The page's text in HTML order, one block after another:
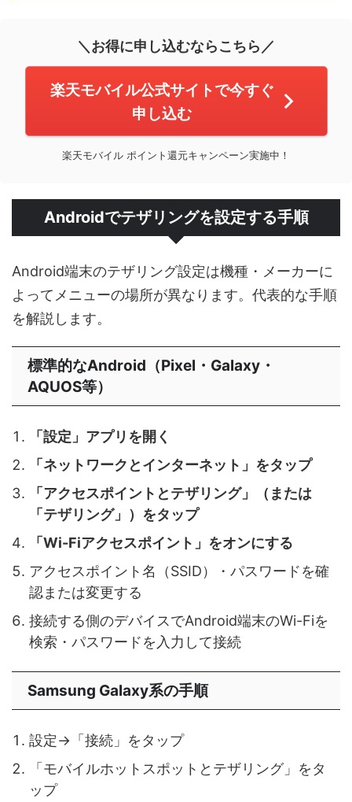
＼お得に申し込むならこちら／
楽天モバイル公式サイトで今すぐ
申し込む
楽天モバイル ポイント還元キャンペーン実施中！
Androidでテザリングを設定する手順
Android端末のテザリング設定は機種・メーカーに
よってメニューの場所が異なります。代表的な手順
を解説します。
標準的なAndroid（Pixel・Galaxy・
AQUOS等）
「設定」アプリを開く
「ネットワークとインターネット」をタップ
「アクセスポイントとテザリング」（または
「テザリング」）をタップ
「Wi-Fiアクセスポイント」をオンにする
アクセスポイント名（SSID）・パスワードを確
認または変更する
接続する側のデバイスでAndroid端末のWi-Fiを
検索・パスワードを入力して接続
Samsung Galaxy系の手順
設定→「接続」をタップ
「モバイルホットスポットとテザリング」をタ
ップ